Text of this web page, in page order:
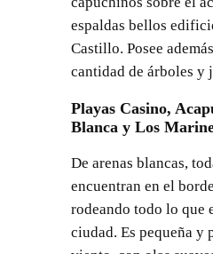
espaldas bellos
Castillo. Posee
cantidad de árboles y
Playas Casino,
Blanca y Los
De arenas blancas,
encuentran en el
rodeando todo lo que
ciudad. Es pequeña y